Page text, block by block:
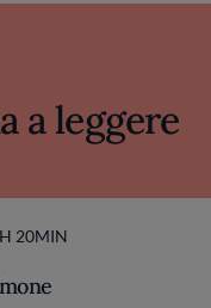
a leggere
20MIN